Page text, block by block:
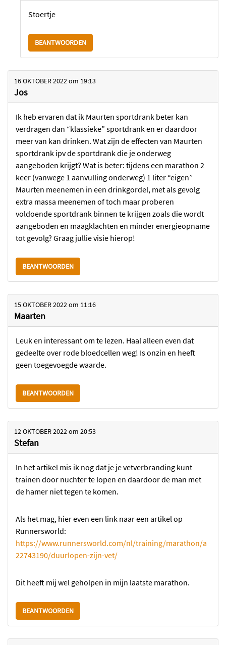
Stoertje
BEANTWOORDEN
16 OKTOBER 2022om 19:13
Jos
Ik heb ervaren dat ik Maurten sportdrank beter kan
verdragen dan “klassieke” sportdrank en er daardoor
meer van kan drinken. Wat zijn de effecten van Maurten
sportdrank ipv de sportdrank die je onderweg
aangeboden krijgt? Wat is beter: tijdens een marathon 2
keer (vanwege 1 aanvulling onderweg) 1 liter “eigen”
Maurten meenemen in een drinkgordel, met als gevolg
extra massa meenemen of toch maar proberen
voldoende sportdrank binnen te krijgen zoals die wordt
aangeboden en maagklachten en minder energieopname
tot gevolg? Graag jullie visie hierop!
BEANTWOORDEN
15 OKTOBER 2022om 11:16
Maarten
Leuk en interessant om te lezen. Haal alleen even dat
gedeelte over rode bloedcellen weg! Is onzin en heeft
geen toegevoegde waarde.
BEANTWOORDEN
12 OKTOBER 2022om 20:53
Stefan
In het artikel mis ik nog dat je je vetverbranding kunt
trainen door nuchter te lopen en daardoor de man met
de hamer niet tegen te komen.
Als het mag, hier even een link naar een artikel op
Runnersworld:
https://www.runnersworld.com/nl/training/marathon/a
22743190/duurlopen-zijn-vet/
Dit heeft mij wel geholpen in mijn laatste marathon.
BEANTWOORDEN